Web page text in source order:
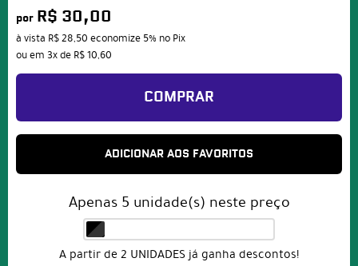
por R$ 30,00
à vista R$ 28,50 economize 5% no Pix
ou em 3xde R$ 10,60
COMPRAR
ADICIONAR AOS FAVORITOS
Apenas 5 unidade(s) neste preço
A partir de 2 UNIDADES já ganha descontos!